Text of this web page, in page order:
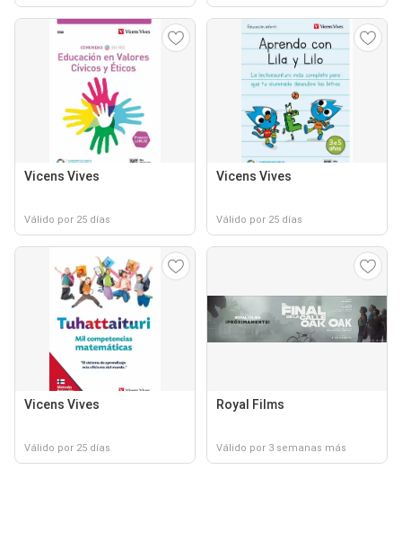
Vicens Vives
Válido por 25 días
Vicens Vives
Válido por 25 días
Vicens Vives
Válido por 25 días
Royal Films
Válido por 3 semanas más